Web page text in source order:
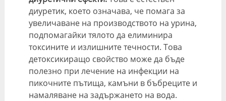
диуретик, което означава, че помага за
увеличаване на производството на урина,
подпомагайки тялото да елиминира
токсините и излишните течности. Това
детоксикиращо свойство може да бъде
полезно при лечение на инфекции на
пикочните пътища, камъни в бъбреците и
намаляване на задържането на вода.